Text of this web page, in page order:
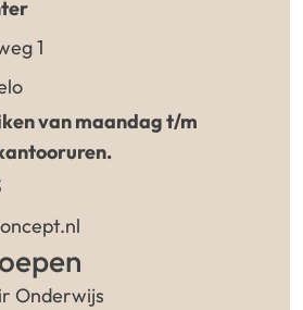
1
van maandag t/m
Onderwijs